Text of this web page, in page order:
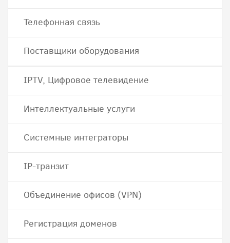
Телефонная связь
Поставщики оборудования
IPTV, Цифровое телевидение
Интеллектуальные услуги
Системные интеграторы
IP-транзит
Объединение офисов (VPN)
Регистрация доменов